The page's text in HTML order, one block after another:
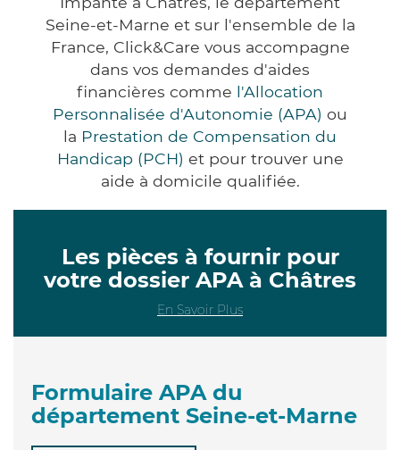
Seine-et-Marne et sur l'ensemble de la
France, Click&Care vous accompagne
dans vos demandes d'aides
financières comme l'Allocation
Personnalisée d'Autonomie (APA) ou
la Prestation de Compensation du
Handicap (PCH) et pour trouver une
aide à domicile qualifiée.
Les pièces à fournir pour
votre dossier APA à Châtres
En Savoir Plus
Formulaire APA du
département Seine-et-Marne